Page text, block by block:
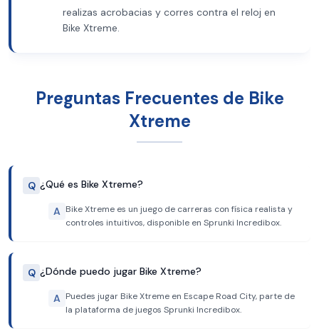
realizas acrobacias y corres contra el reloj en
Bike Xtreme.
Preguntas Frecuentes de Bike
Xtreme
Q ¿Qué es Bike Xtreme?
A Bike Xtreme es un juego de carreras con física realista y
controles intuitivos, disponible en Sprunki Incredibox.
Q ¿Dónde puedo jugar Bike Xtreme?
A Puedes jugar Bike Xtreme en Escape Road City, parte de
la plataforma de juegos Sprunki Incredibox.